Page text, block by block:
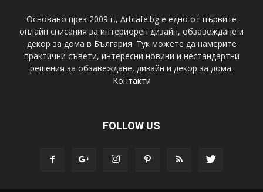
Основано през 2009 г., Artcafe.bg е едно от първите
онлайн списания за интериорен дизайн, обзавеждане и
декор за дома в България. Тук можете да намерите
практични съвети, интересни новини и нестандартни
решения за обзавеждане, дизайн и декор за дома.
Контакти
FOLLOW US